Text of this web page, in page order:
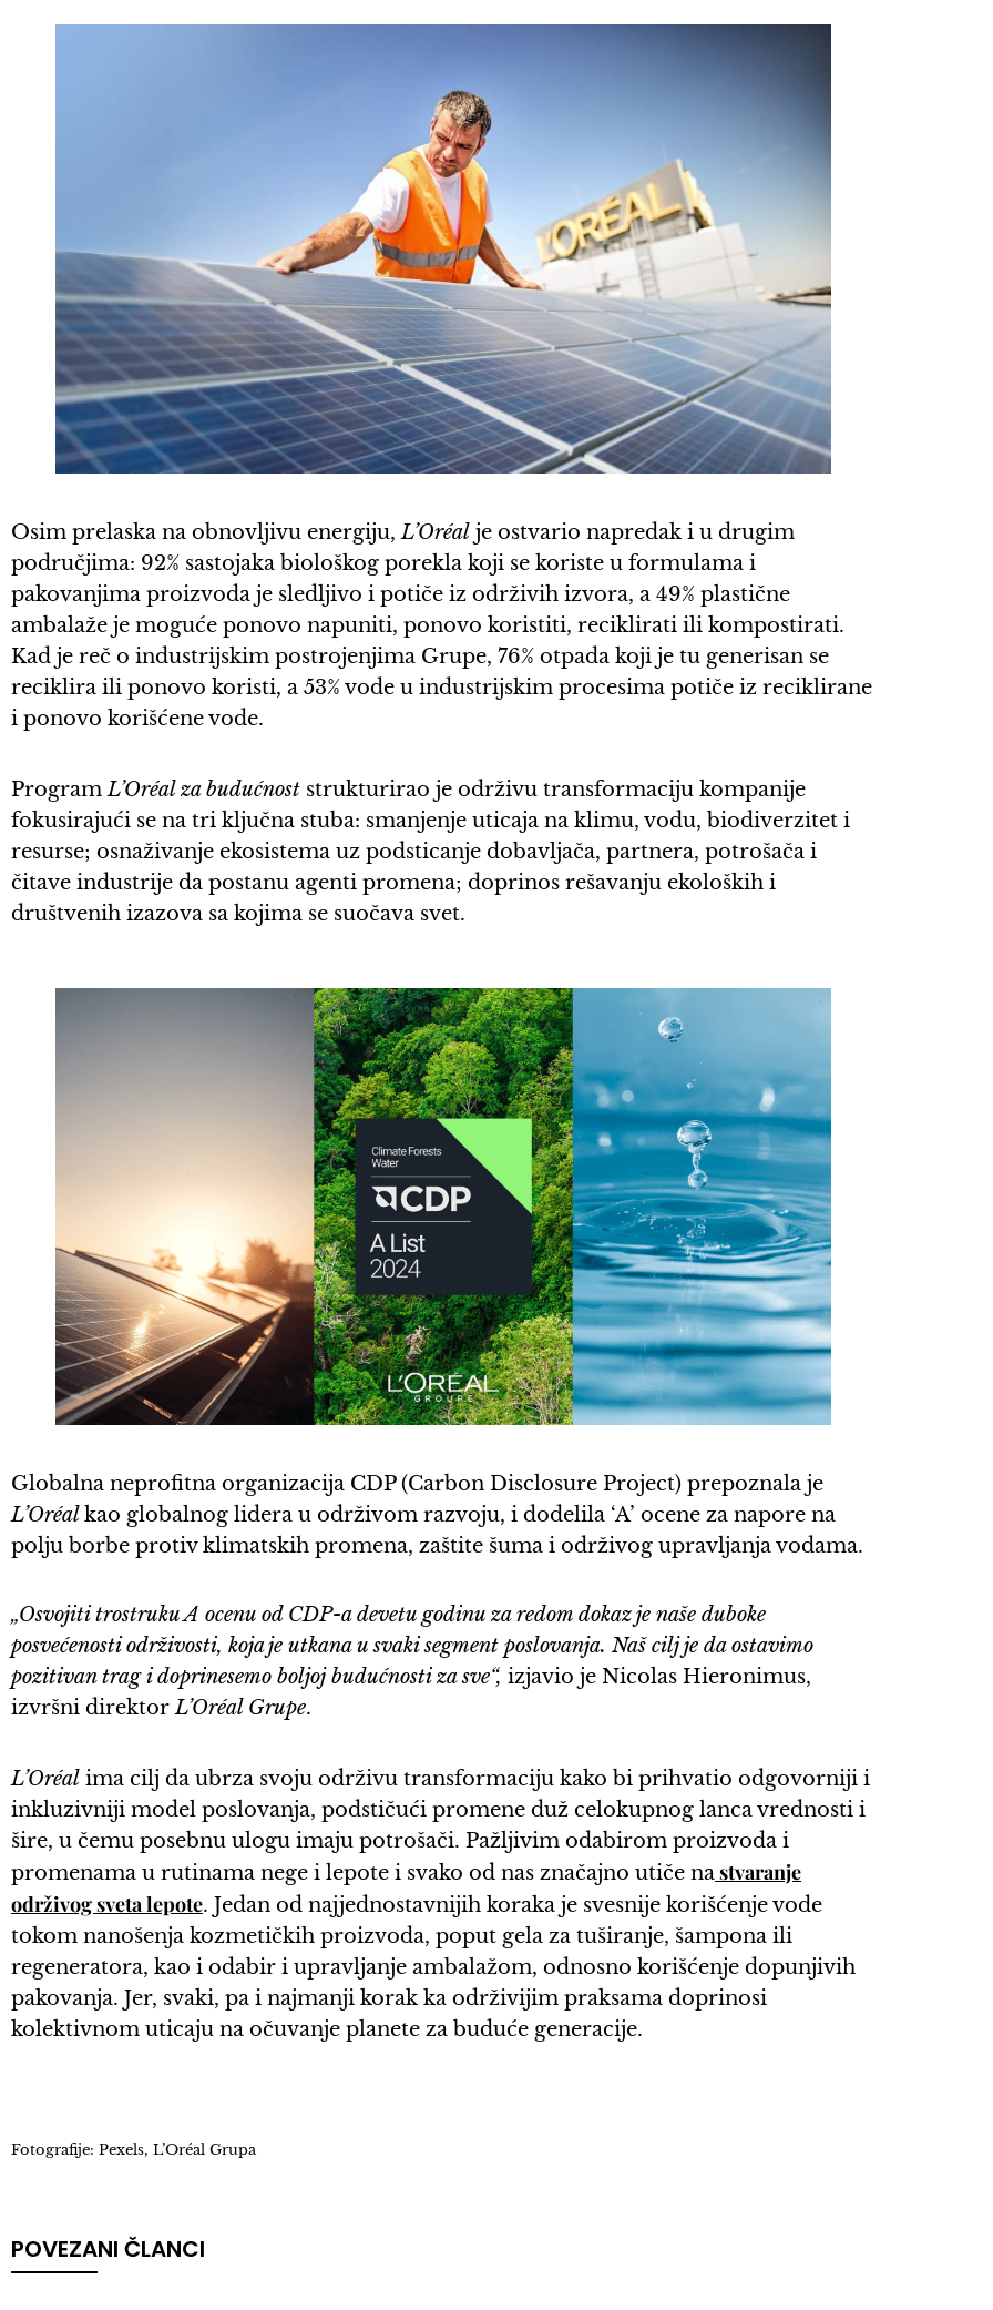
Osim prelaska na obnovljivu energiju,L’Oréal je ostvario napredak i u drugim
područjima: 92% sastojaka biološkog porekla koji se koriste u formulama i
pakovanjima proizvoda je sledljivo i potiče iz održivih izvora, a 49% plastične
ambalaže je moguće ponovo napuniti, ponovo koristiti, reciklirati ili kompostirati.
Kad je reč o industrijskim postrojenjima Grupe, 76% otpada koji je tu generisan se
reciklira ili ponovo koristi, a 53% vode u industrijskim procesima potiče iz reciklirane
i ponovo korišćene vode.
ProgramL’Oréal za budućnost strukturirao je održivu transformaciju kompanije
fokusirajući se na tri ključna stuba: smanjenje uticaja na klimu, vodu, biodiverzitet i
resurse; osnaživanje ekosistema uz podsticanje dobavljača, partnera, potrošača i
čitave industrije da postanu agenti promena; doprinos rešavanju ekoloških i
društvenih izazova sa kojima se suočava svet.
Globalna neprofitna organizacija CDP (Carbon Disclosure Project) prepoznala je
L’Oréalkao globalnog lidera u održivom razvoju, i dodelila ‘A’ ocene za napore na
polju borbe protiv klimatskih promena, zaštite šuma i održivog upravljanja vodama.
„Osvojiti trostruku A ocenu od CDP-a devetu godinu za redom dokaz je naše duboke
posvećenosti održivosti, koja je utkana u svaki segment poslovanja. Naš cilj je da ostavimo
pozitivan trag i doprinesemo boljoj budućnosti za sve“, izjavio je Nicolas Hieronimus,
izvršni direktorL’Oréal Grupe.
L’Oréal ima cilj da ubrza svoju održivu transformaciju kako bi prihvatio odgovorniji i
inkluzivniji model poslovanja, podstičući promene duž celokupnog lanca vrednosti i
šire, u čemu posebnu ulogu imaju potrošači. Pažljivim odabirom proizvoda i
promenama u rutinama nege i lepote i svako od nas značajno utiče nastvaranje
održivog sveta lepote. Jedan od najjednostavnijih koraka je svesnije korišćenje vode
tokom nanošenja kozmetičkih proizvoda, poput gela za tuširanje, šampona ili
regeneratora, kao i odabir i upravljanje ambalažom, odnosno korišćenje dopunjivih
pakovanja. Jer, svaki, pa i najmanji korak ka održivijim praksama doprinosi
kolektivnom uticaju na očuvanje planete za buduće generacije.
Fotografije: Pexels, L’Oréal Grupa
POVEZANI ČLANCI